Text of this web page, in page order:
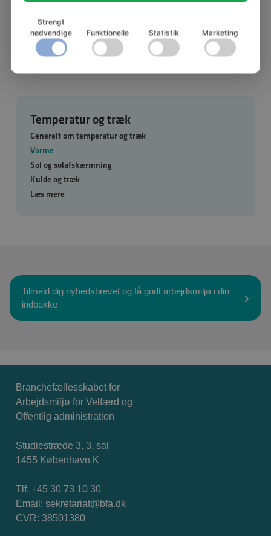
Temperatur og træk
Generelt om temperatur og træk
Varme
Sol og solafskærmning
Kulde og træk
Læs mere
sommervarmen. Tilde Rye Andersen er spændt
på, hvordan de nye tiltag kommer til at virke.
Tilmeld dig nyhedsbrevet og få godt arbejdsmiljø i din
indbakke
Branchefællesskabet for
Arbejdsmiljø for Velfærd og
Offentlig administration
Studiestræde 3, 3. sal
1455 København K
Tlf: +45 30 73 10 30
Email: sekretariat@bfa.dk
CVR: 38501380
Strengt
nødvendige
Funktionelle Statistik Marketing